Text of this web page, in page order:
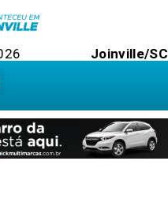
Joinville/SC